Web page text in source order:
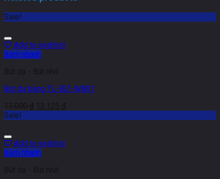
Sale!
Add to wishlist
Xem nhanh
Bút dạ - Bút nhớ
Bút dạ bảng TL-BIZ-WB01
17.000₫ 13.125 ₫
Sale!
Add to wishlist
Xem nhanh
Bút dạ - Bút nhớ